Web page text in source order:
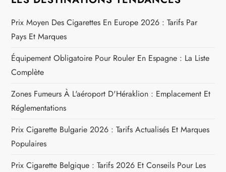
r
t
i
c
l
e
Prix Moyen Des Cigarettes En Europe 2026 : Tarifs Par
Pays Et Marques
Équipement Obligatoire Pour Rouler En Espagne : La Liste
Complète
Zones Fumeurs À L'aéroport D'Héraklion : Emplacement Et
Réglementations
Prix Cigarette Bulgarie 2026 : Tarifs Actualisés Et Marques
Populaires
Prix Cigarette Belgique : Tarifs 2026 Et Conseils Pour Les